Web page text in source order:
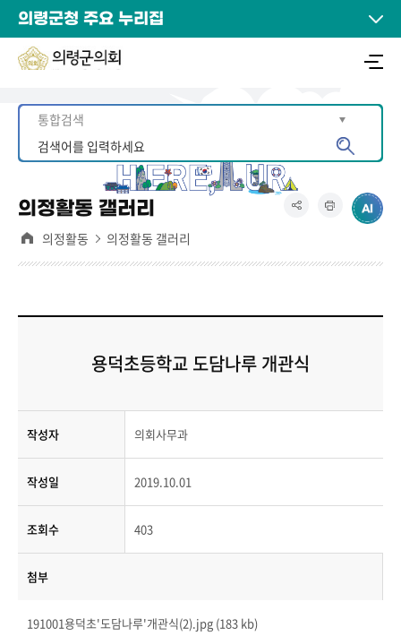
의령군청 주요 누리집
의정활동 갤러리
의정활동 의정활동 갤러리
용덕초등학교 도담나루 개관식
작성자 의회사무과
작성일 2019.10.01
조회수 403
첨부
191001용덕초'도담나루'개관식(2).jpg (183 kb)